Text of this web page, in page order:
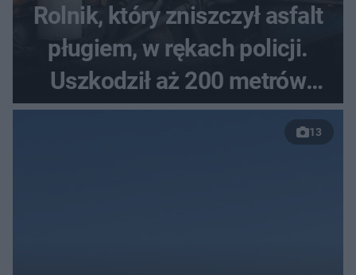
Rolnik, który zniszczył asfalt
pługiem, w rękach policji.
Uszkodził aż 200 metrów
nowej drogi
13